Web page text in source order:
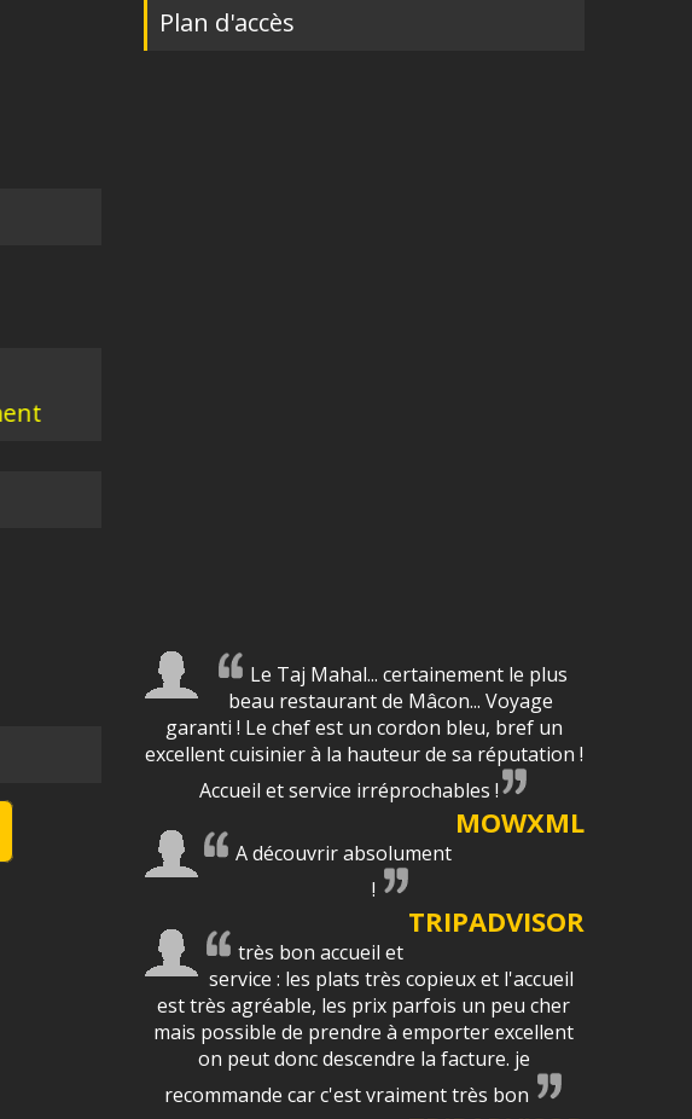
Plan d'accès
Le Taj Mahal... certainement le plus
beau restaurant de Mâcon... Voyage
garanti ! Le chef est un cordon bleu, bref un
excellent cuisinier à la hauteur de sa réputation !
Accueil et service irréprochables !
MOWXML
A découvrir absolument
!
TRIPADVISOR
très bon accueil et
service : les plats très copieux et l'accueil
est très agréable, les prix parfois un peu cher
mais possible de prendre à emporter excellent
on peut donc descendre la facture. je
recommande car c'est vraiment très bon